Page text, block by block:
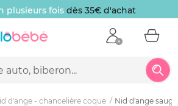
plusieurs fois dès 35€ d'achat
d'ange - chancelière coque Nid d'ange